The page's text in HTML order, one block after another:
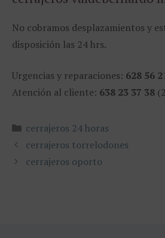
No cobramos desplazamientos y
disposición las 24 hrs.
Urgencias y reparaciones: 628 56
Atención al cliente: 638 23 37 38
Categorías
cerrajeros 24 horas
cerrajeros torrelodones
cerrajeros oporto